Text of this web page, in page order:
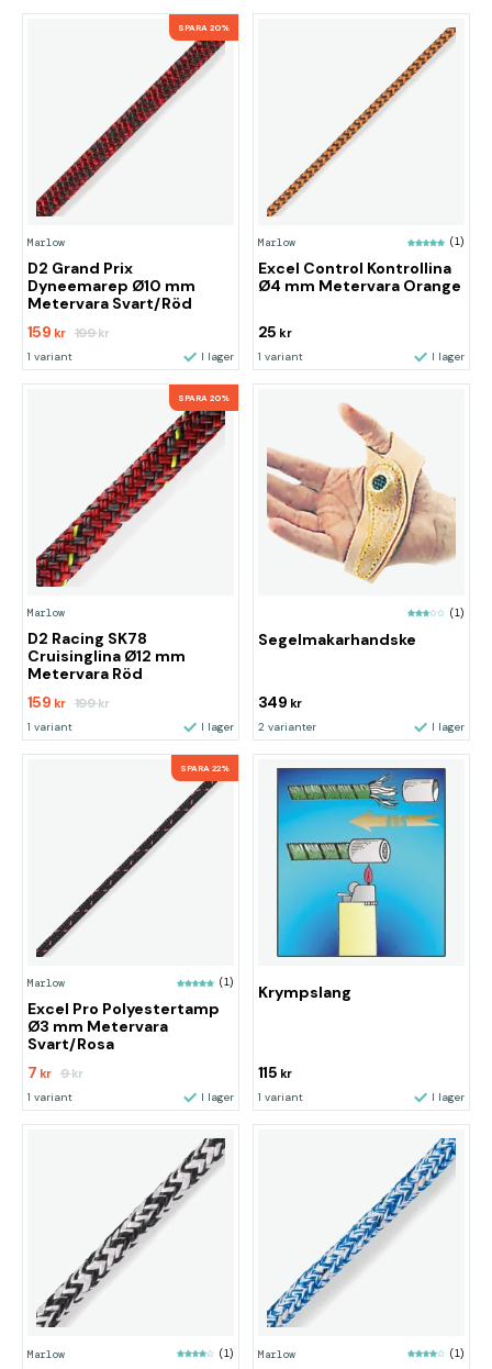
SPARA 20%
Marlow
D2 Grand Prix
Dyneemarep Ø10 mm
Metervara Svart/Röd
159 kr 199kr
1 variant I lager
Marlow (1)
Excel Control Kontrollina
Ø4 mm Metervara Orange
25 kr
1 variant I lager
SPARA 20%
Marlow
D2 Racing SK78
Cruisinglina Ø12 mm
Metervara Röd
159 kr 199kr
1 variant I lager
(1)
Segelmakarhandske
349 kr
2 varianter I lager
SPARA 22%
Marlow (1)
Excel Pro Polyestertamp
Ø3 mm Metervara
Svart/Rosa
7 kr 9kr
1 variant I lager
Krympslang
115 kr
1 variant I lager
Marlow (1) Marlow (1)